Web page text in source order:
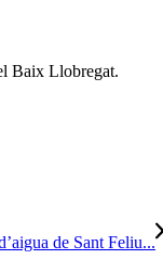
Baix Llobregat.
de Sant Feliu...